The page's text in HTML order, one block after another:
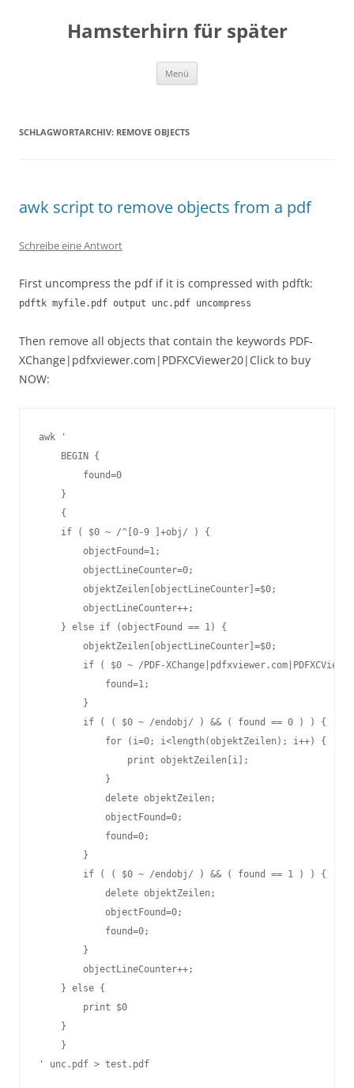
Hamsterhirn für später
Menü
SCHLAGWORTARCHIV: REMOVE OBJECTS
awk script to remove objects from a pdf
Schreibe eine Antwort
First uncompress the pdf if it is compressed with pdftk:
pdftk myfile.pdf output unc.pdf uncompress
Then remove all objects that contain the keywords PDF-
XChange|pdfxviewer.com|PDFXCViewer20|Click to buy
NOW:
awk '
BEGIN {
found=0
}
{
if ( $0 ~ /^[0-9 ]+obj/ ) {
objectFound=1;
objectLineCounter=0;
objektZeilen[objectLineCounter]=$0;
objectLineCounter++;
} else if (objectFound == 1) {
objektZeilen[objectLineCounter]=$0;
if ( $0 ~ /PDF-
found=1;
}
if ( ( $0 ~ /endobj/ ) && ( found == 0 ) ) {
for (i=0; i<length(objektZeilen); i++) {
print objektZeilen[i];
}
delete objektZeilen;
objectFound=0;
found=0;
}
if ( ( $0 ~ /endobj/ ) && ( found == 1 ) ) {
delete objektZeilen;
objectFound=0;
found=0;
}
objectLineCounter++;
} else {
print $0
}
}
' unc.pdf > test.pdf